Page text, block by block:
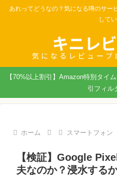
あれってどうなの？気になる噂のサー
して
【70%以上割引】Amazon特別タイ
引フィル
ホーム スマートフォン
【検証】Google
夫なのか？浸水する